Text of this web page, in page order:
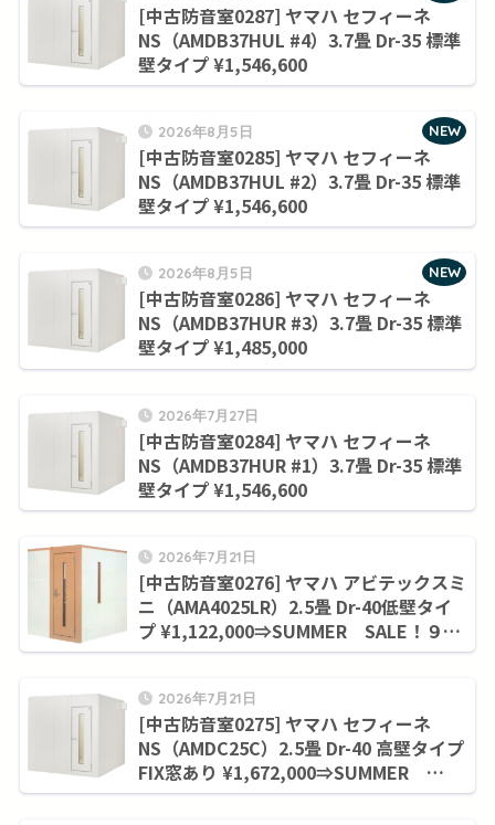
[中古防音室0287] ヤマハ セフィーネ
NS（AMDB37HUL #4）3.7畳 Dr-35 標準
壁タイプ ¥1,546,600
2026年8月5日
[中古防音室0285] ヤマハ セフィーネ
NS（AMDB37HUL #2）3.7畳 Dr-35 標準
壁タイプ ¥1,546,600
NEW
2026年8月5日
[中古防音室0286] ヤマハ セフィーネ
NS（AMDB37HUR #3）3.7畳 Dr-35 標準
壁タイプ ¥1,485,000
NEW
2026年7月27日
[中古防音室0284] ヤマハ セフィーネ
NS（AMDB37HUR #1）3.7畳 Dr-35 標準
壁タイプ ¥1,546,600
2026年7月21日
[中古防音室0276] ヤマハ アビテックスミ
ニ（AMA4025LR）2.5畳 Dr-40低壁タイ
プ ¥1,122,000⇒SUMMER SALE！９月
末まで¥1,045,000
2026年7月21日
[中古防音室0275] ヤマハ セフィーネ
NS（AMDC25C）2.5畳 Dr-40 高壁タイプ
FIX窓あり ¥1,672,000⇒SUMMER
SALE！９月末まで¥1,415,700